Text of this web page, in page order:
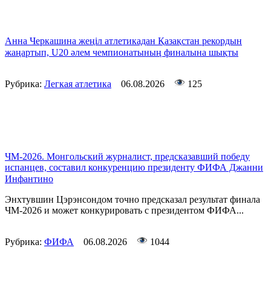
Анна Черкашина жеңіл атлетикадан Қазақстан рекордын
жаңартып, U20 әлем чемпионатының финалына шықты
Рубрика: Легкая атлетика 06.08.2026 125
ЧМ-2026. Монгольский журналист, предсказавший победу
испанцев, составил конкуренцию президенту ФИФА Джанни
Инфантино
Энхтувшин Цэрэнсондом точно предсказал результат финала
ЧМ-2026 и может конкурировать с президентом ФИФА...
Рубрика: ФИФА 06.08.2026 1044